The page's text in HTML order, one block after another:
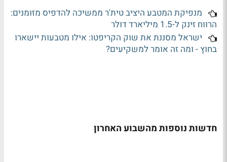
מנפיקת המטבע היציב טית'ר ממשיכה להדפיס מזומנים:
הרווח זינק ל-1.5 מיליארד דולר
ישראל מסננת את שוק הקריפטו: אילו מטבעות יישארו
בחוץ - ומה זה אומר למשקיעים?
חדשות נוספות מהשבוע האחרון